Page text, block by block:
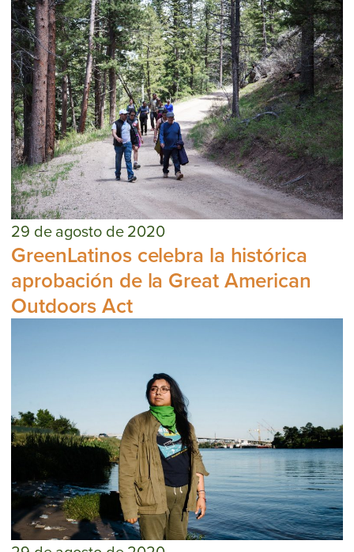
29 de agosto de 2020
GreenLatinos celebra la histórica
aprobación de la Great American
Outdoors Act